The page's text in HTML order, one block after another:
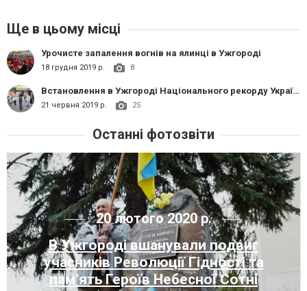
Ще в цьому місці
Урочисте запалення вогнів на ялинці в Ужгороді
18 грудня 2019 р. 8
Встановлення в Ужгороді Національного рекорду України з гри на піаніно
21 червня 2019 р. 25
Останні фотозвіти
20 лютого 2020 р.
В Ужгороді вшанували подвиг
учасників Революції Гідності та
пам’ять Героїв Небесної Сотні